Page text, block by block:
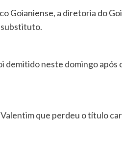
Goianiense, a diretoria do
demitido neste domingo
que perdeu o título